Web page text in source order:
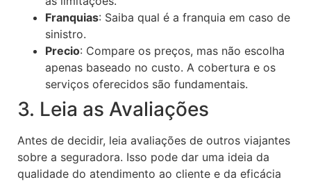
Franquias: Saiba qual é a franquia em caso de
sinistro.
Precio: Compare os preços, mas não escolha
apenas baseado no custo. A cobertura e os
serviços oferecidos são fundamentais.
3. Leia as Avaliações
Antes de decidir, leia avaliações de outros viajantes
sobre a seguradora. Isso pode dar uma ideia da
qualidade do atendimento ao cliente e da eficácia